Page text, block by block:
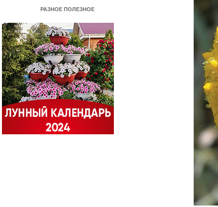
РАЗНОЕ ПОЛЕЗНОЕ